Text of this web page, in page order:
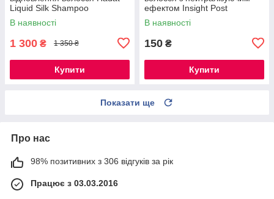
Liquid Silk Shampoo
В наявності
1 300 ₴ 1 350 ₴
Купити
ефектом Insight Post
Chemistry Neutralizing
Shampoo, 100 мл РОЗЛИВ
В наявності
150 ₴
Купити
Показати ще
Про нас
98% позитивних з 306 відгуків за рік
Працює з 03.03.2016